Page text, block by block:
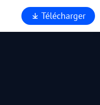
Télécharger